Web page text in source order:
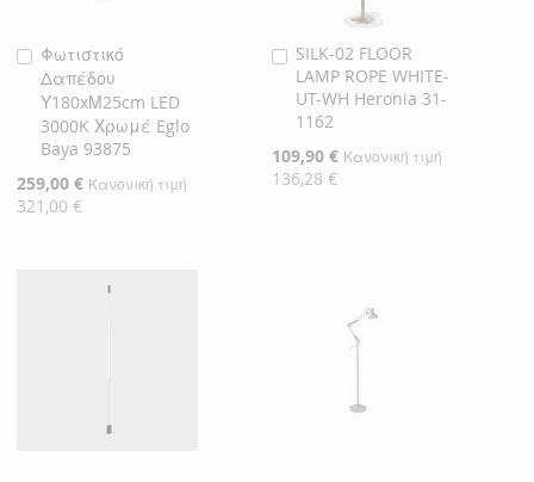
Φωτιστικό
Δαπέδου
Υ180xΜ25cm LED
3000K Χρωμέ Eglo
Baya 93875
Ειδική
Τιμή
259,00 € Κανονική τιμή
321,00 €
Προσθήκη
στο
Καλάθι
SILK-02 FLOOR
LAMP ROPE WHITE-
UT-WH Heronia 31-
1162
Ειδική
Τιμή
109,90 € Κανονική τιμή
136,28 €
Προσθήκη
στο
Καλάθι